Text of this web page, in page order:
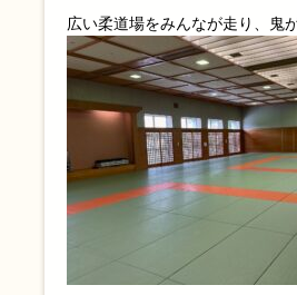
広い柔道場をみんなが走り、鬼